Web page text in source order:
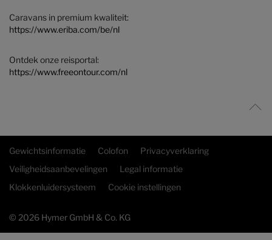
Caravans in premium kwaliteit:
https://www.eriba.com/be/nl
Ontdek onze reisportal:
https://www.freeontour.com/nl
Gewichtsinformatie Colofon
Privacyverklaring
Veiligheidsaanbevelingen
Legal informatie
Klokkenluidersysteem
Cookie instellingen
© 2026 Hymer GmbH & Co. KG